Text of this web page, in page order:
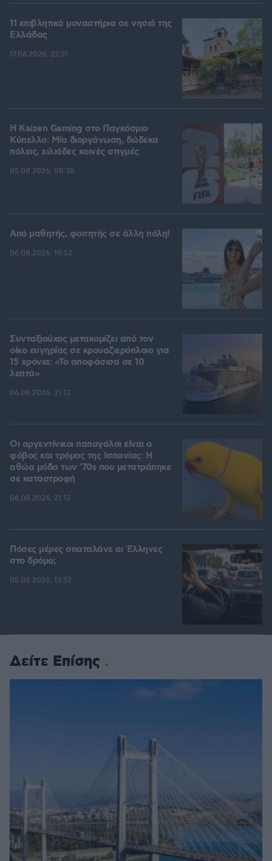
11 επιβλητικά μοναστήρια σε νησιά της
Ελλάδας
17.06.2026, 22:51
H Kaizen Gaming στο Παγκόσμιο
Kύπελλο: Μία διοργάνωση, δώδεκα
πόλεις, χιλιάδες κοινές στιγμές
05.08.2026, 08:38
Από μαθητής, φοιτητής σε άλλη πόλη!
06.08.2026, 10:52
Συνταξιούχος μετακομίζει από τον
οίκο ευγηρίας σε κρουαζιερόπλοιο για
15 χρόνια: «Το αποφάσισα σε 10
λεπτά»
06.08.2026, 21:13
Οι αργεντίνικοι παπαγάλοι είναι ο
φόβος και τρόμος της Ισπανίας: Η
αθώα μόδα των '70s που μετατράπηκε
σε καταστροφή
06.08.2026, 21:13
Πόσες μέρες σπαταλάνε οι Έλληνες
στο δρόμο;
05.08.2026, 13:57
Δείτε Επίσης